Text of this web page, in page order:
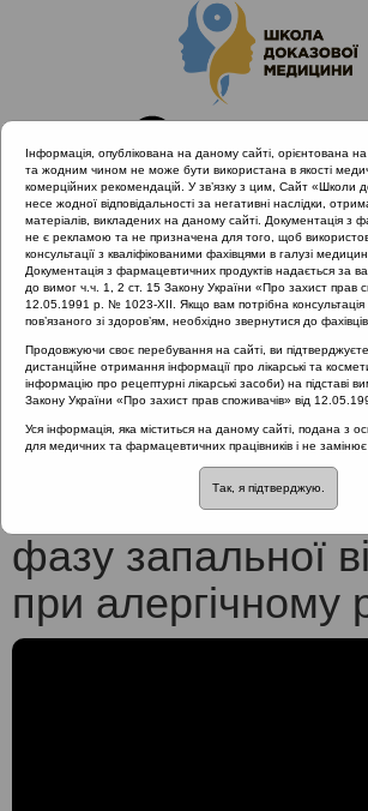
Головна
Проведені заходи
Науково-практична конференція
діагностики та лікування алергічного риніту»
Вплив антигістамінних препаратів на
відповіді при алергічному риніті
Вплив
препаратів на
фазу запальної
при алергічному
Інформація, опублікована на даному сайті, орієнтована
та жодним чином не може бути використана в якості
комерційних рекомендацій. У зв’язку з цим, Сайт «Школи
несе жодної відповідальності за негативні наслідки,
матеріалів, викладених на даному сайті. Документація з
не є рекламою та не призначена для того, щоб
консультації з кваліфікованими фахівцями в галузі
Документація з фармацевтичних продуктів надається за
до вимог ч.ч. 1, 2 ст. 15 Закону України «Про захист прав
12.05.1991 р. № 1023-XII. Якщо вам потрібна консультація
пов’язаного зі здоров’ям, необхідно звернутися до
Продовжуючи своє перебування на сайті, ви
дистанційне отримання інформації про лікарські та
інформацію про рецептурні лікарські засоби) на підставі
Закону України «Про захист прав споживачів» від
Уся інформація, яка міститься на даному сайті, подана з
для медичних та фармацевтичних працівників і не замінює
Так, я підтверджую.